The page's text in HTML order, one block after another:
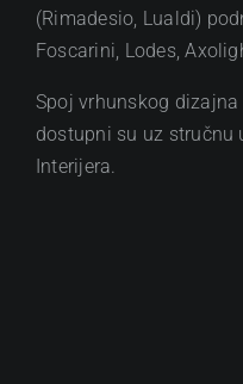
(Rimadesio, Lualdi)
Foscarini, Lodes,
Spoj vrhunskog
dostupni su uz stručnu
Interijera.